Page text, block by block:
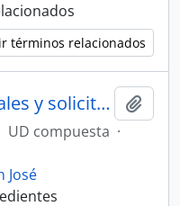
términos relacionados
Expedientes matrimoniales y solicitudes dirigidas al Obispado de San José
UD compuesta ·
José